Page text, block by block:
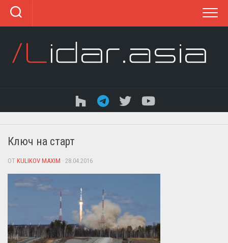
Перейти
содержанию
Ключ на старт
ОТ KULIKOV MAXIM · 28.04.2016